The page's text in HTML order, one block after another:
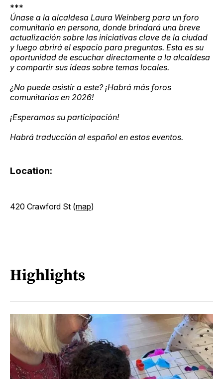
***
Únase a la alcaldesa Laura Weinberg para un foro
comunitario en persona, donde brindará una breve
actualización sobre las iniciativas clave de la ciudad
y luego abrirá el espacio para preguntas. Esta es su
oportunidad de escuchar directamente a la alcaldesa
y compartir sus ideas sobre temas locales.
¿No puede asistir a este? ¡Habrá más foros
comunitarios en 2026!
¡Esperamos su participación!
Habrá traducción al español en estos eventos.
Location:
420 Crawford St (map)
Highlights